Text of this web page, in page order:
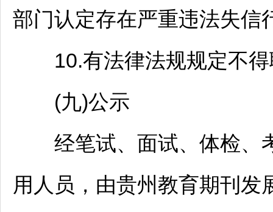
部门认定存在严重违法失信
10.有法律法规规定不得
(九)公示
经笔试、面试、体检、
用人员，由贵州教育期刊发